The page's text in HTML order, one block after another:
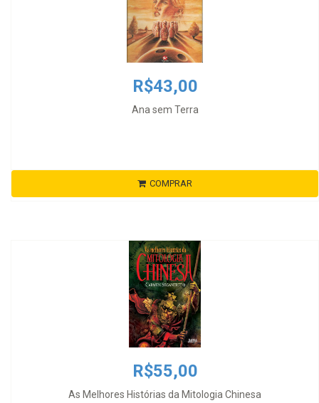
R$43,00
Ana sem Terra
COMPRAR
R$55,00
As Melhores Histórias da Mitologia Chinesa